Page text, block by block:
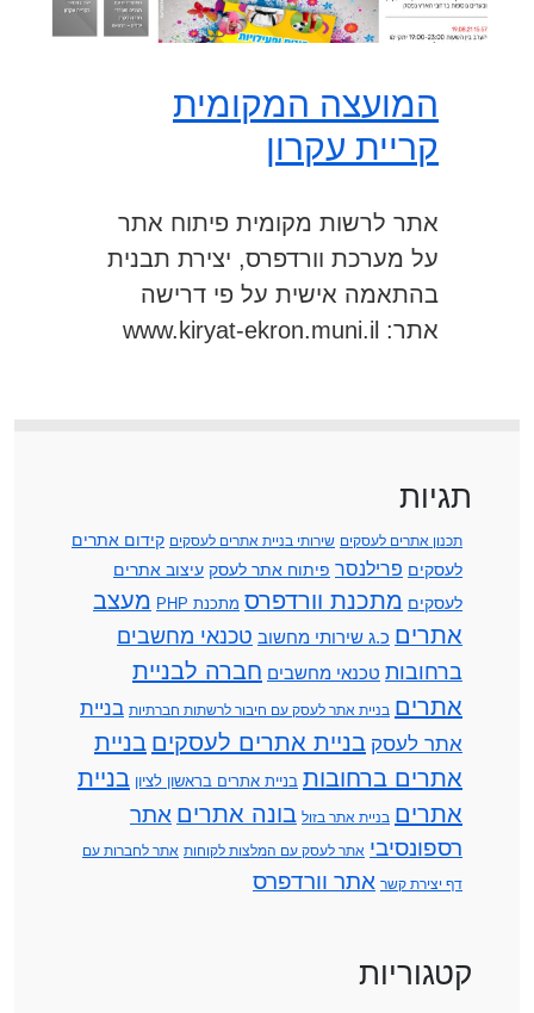
המועצה המקומית
קריית עקרון
אתר לרשות מקומית פיתוח אתר
על מערכת וורדפרס, יצירת תבנית
בהתאמה אישית על פי דרישה
אתר: www.kiryat-ekron.muni.il
תגיות
תכנון אתרים לעסקים שירותי בניית אתרים לעסקים קידום אתרים
לעסקים פרילנסר פיתוח אתר לעסק עיצוב אתרים
לעסקים מתכנת וורדפרס מתכנת PHP
מעצב
אתרים כ.ג שירותי מחשוב טכנאי מחשבים
ברחובות טכנאי מחשבים חברה לבניית
אתרים בניית אתר לעסק עם חיבור לרשתות חברתיות בניית
אתר לעסק בניית אתרים לעסקים בניית
אתרים ברחובות בניית אתרים בראשון לציון בניית
אתרים בניית אתר בזול בונה אתרים אתר
רספונסיבי אתר לעסק עם המלצות לקוחות אתר לחברות עם
דף יצירת קשר אתר וורדפרס
קטגוריות